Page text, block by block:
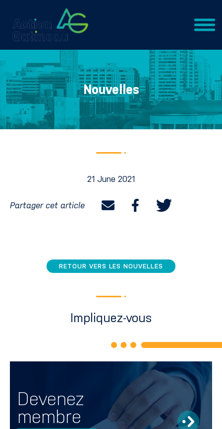
Nouvelles
21 June 2021
Partager cet article
RETOUR VERS LES NOUVELLES
Impliquez-vous
Devenez
membre